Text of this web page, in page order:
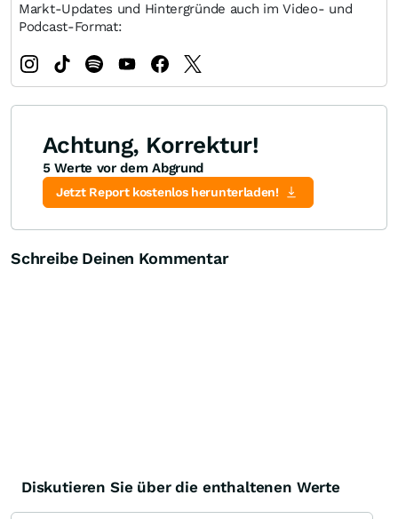
Markt-Updates und Hintergründe auch im Video- und
Podcast-Format:
Achtung, Korrektur!
5 Werte vor dem Abgrund
Jetzt Report kostenlos herunterladen!
Schreibe Deinen Kommentar
Diskutieren Sie über die enthaltenen Werte